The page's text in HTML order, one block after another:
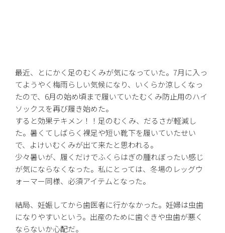
最近、とにかく足のむくみが気になっていた。7月に入っ
てようやく梅雨らしい気候になり、いくらか涼しくなっ
たので、6月の始め頃まで履いていたむくみ防止用のハイ
ソックスを再び履き始めた。
すると効果テキメン！！足のむくみ、だるさが軽減し
た。暑くてしばらく裸足や短い靴下を履いていたせい
で、よけいむくみが出て来たと思われる。
少々暑いが、履くだけでふくらはぎの腫れぼったい感じ
が気にならなくなった。私にとっては、冬場のレッグウ
ォーマー同様、必須アイテムとなった。
結局、妊娠してから歯医者に行かなかった。妊婦は虫歯
になりやすいという。出産のために歯ぐきや虫歯が悪く
ならないか心配だ。